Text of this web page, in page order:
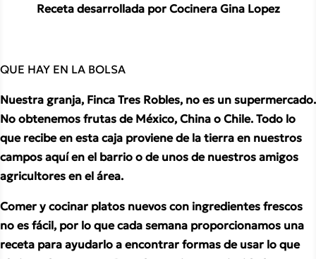
Receta desarrollada por Cocinera Gina Lopez
QUE HAY EN LA BOLSA
Nuestra granja, Finca Tres Robles, no es un supermercado.
No obtenemos frutas de México, China o Chile. Todo lo
que recibe en esta caja proviene de la tierra en nuestros
campos aquí en el barrio o de unos de nuestros amigos
agricultores en el área.
Comer y cocinar platos nuevos con ingredientes frescos
no es fácil, por lo que cada semana proporcionamos una
receta para ayudarlo a encontrar formas de usar lo que